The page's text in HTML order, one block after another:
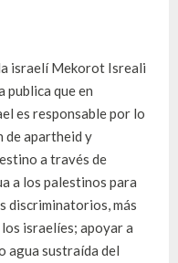
la israelí Mekorot Isreali
publica que en
es responsable por lo
de apartheid y
a través de
a los palestinos para
discriminatorios, más
israelíes; apoyar a
agua sustraída del